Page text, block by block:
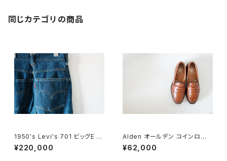
同じカテゴリの商品
1950's Levi's 701 ビッグE 2
4×30
¥220,000
Alden オールデン コインローフ
ァー #985 6E 旧ロゴ
¥62,000